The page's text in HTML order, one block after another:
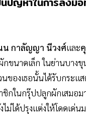
กาลัญญา นีวงศ์และ
กขนาดเล็ก ในย่านบา
นของเธอนั้นได้รับกระแ
กในกรุ๊ปปลูกผักเสมอ
ม่ได้ปรุงแต่งให้โดดเด่